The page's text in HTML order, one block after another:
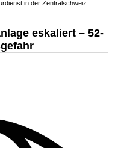
in der Zentralschweiz
eskaliert – 52-